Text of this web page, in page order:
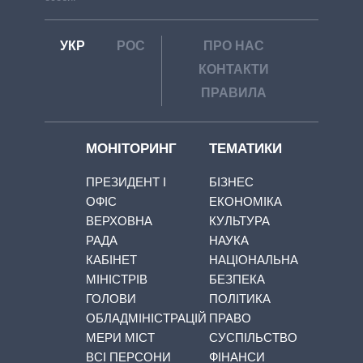
УКР РОС
ПРО НАС
КОНТАКТИ
ПРАВИЛА
МОНІТОРИНГ
ПРЕЗИДЕНТ І
ОФІС
ВЕРХОВНА
РАДА
КАБІНЕТ
МІНІСТРІВ
ГОЛОВИ
ОБЛАДМІНІСТРАЦІЙ
МЕРИ МІСТ
ВСІ ПЕРСОНИ
ТЕМАТИКИ
БІЗНЕС
ЕКОНОМІКА
КУЛЬТУРА
НАУКА
НАЦІОНАЛЬНА
БЕЗПЕКА
ПОЛІТИКА
ПРАВО
СУСПІЛЬСТВО
ФІНАНСИ